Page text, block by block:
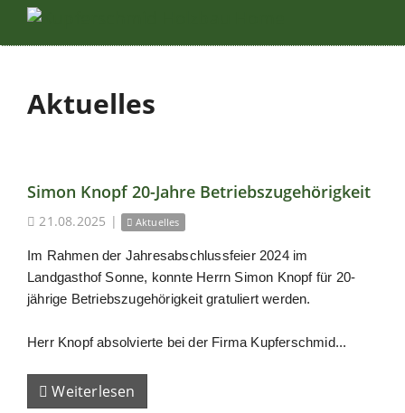
Aktuelles
Simon Knopf 20-Jahre Betriebszugehörigkeit
21.08.2025 | Aktuelles
Im Rahmen der Jahresabschlussfeier 2024 im
Landgasthof Sonne, konnte Herrn Simon Knopf für 20-
jährige Betriebszugehörigkeit gratuliert werden.
Herr Knopf absolvierte bei der Firma Kupferschmid...
Weiterlesen